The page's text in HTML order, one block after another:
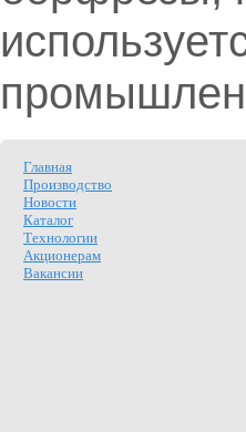
Главная
Производство
Новости
Каталог
Технологии
Акционерам
Вакансии